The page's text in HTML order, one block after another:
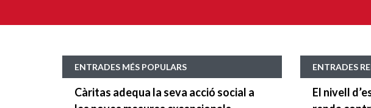
ENTRADES MÉS POPULARS
Càritas adequa la seva acció social a
ENTRADES
El nivell